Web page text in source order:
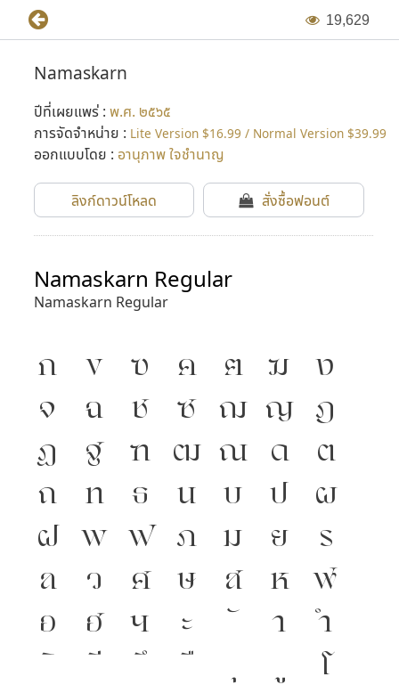
19,629
Namaskarn
ปีที่เผยแพร่ : พ.ศ. ๒๕๖๕
การจัดจำหน่าย : Lite Version $16.99 / Normal Version $39.99
ออกแบบโดย : อานุภาพ ใจชำนาญ
ลิงก์ดาวน์โหลด สั่งซื้อฟอนต์
Namaskarn Regular
Namaskarn Regular
ก ข ฃ ค ฅ ฆ
ง
จ
ฉ ช ซ ฌ ญ
ฎ
ฏ
ฐ ฑ ฒ ณ ด
ต
ถ
ท ธ น บ ป
ผ
ฝ
พ ฟ ภ ม ย
ร
ล
ว ศ ษ ส ห
ฬ
อ
ฮ ฯ ะ า
ำ
โ